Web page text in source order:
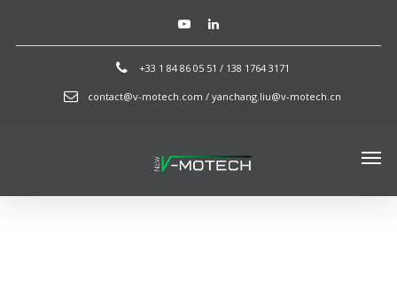
+33 1 84 86 05 51 / 138 1764 3171
contact@v-motech.com / yanchang.liu@v-motech.cn